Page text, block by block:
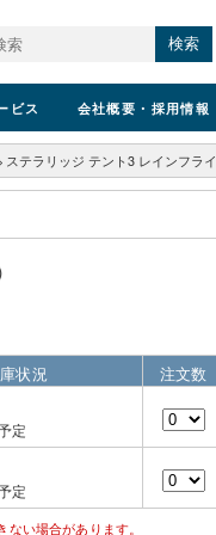
検索
ビス 会社概要 ・採用情報
ステラリッジ テント3 レインフライ
状況
注文数
定
定
い場合があります。